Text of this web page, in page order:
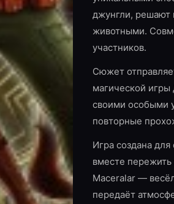
джунгли, решают
животными.
участников.
Сюжет
магической
своими особыми
повторные
Игра создана
вместе
Maceralar —
передаёт